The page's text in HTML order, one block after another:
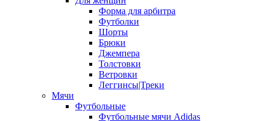
Форма для арбитра
Футболки
Шорты
Брюки
Джемпера
Толстовки
Ветровки
Леггинсы|Треки
Мячи
Футбольные
Футбольные мячи Adidas